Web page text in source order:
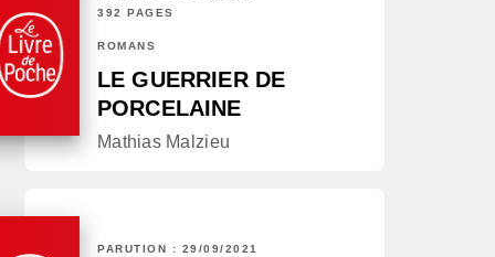
392 PAGES
ROMANS
LE GUERRIER DE
PORCELAINE
Mathias Malzieu
PARUTION : 29/09/2021